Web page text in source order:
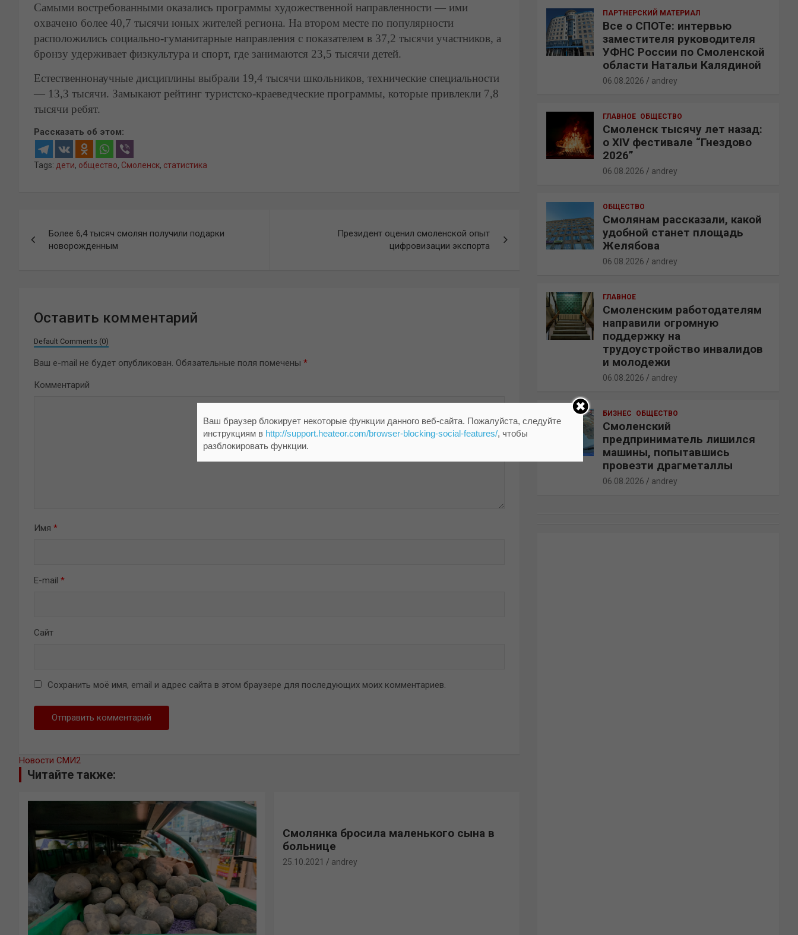
Самыми востребованными оказались программы художественной направленности — ими
охвачено более 40,7 тысячи юных жителей региона. На втором месте по популярности
расположились социально-гуманитарные направления с показателем в 37,2 тысячи участников, а
бронзу удерживает физкультура и спорт, где занимаются 23,5 тысячи детей.
Естественнонаучные дисциплины выбрали 19,4 тысячи школьников, технические специальности
— 13,3 тысячи. Замыкают рейтинг туристско-краеведческие программы, которые привлекли 7,8
тысячи ребят.
Рассказать об этом:
Tags: дети, общество, Смоленск, статистика
по
Более 6,4 тысяч смолян получили подарки
новорожденным
Президент оценил смоленской опыт
цифровизации экспорта
Оставить комментарий
Default Comments (0)
Ваш e-mail не будет опубликован. Обязательные поля помечены *
Комментарий
Имя *
E-mail *
Сайт
Сохранить моё имя, email и адрес сайта в этом браузере для последующих моих комментариев.
Новости СМИ2
Читайте также:
Смолянка бросила маленького сына в
больнице
25.10.2021 andrey
ПАРТНЕРСКИЙ МАТЕРИАЛ
Все о СПОТе: интервью
заместителя руководителя
УФНС России по Смоленской
области Натальи Калядиной
06.08.2026 andrey
ГЛАВНОЕ ОБЩЕСТВО
Смоленск тысячу лет назад:
о XIV фестивале “Гнездово
2026”
06.08.2026 andrey
ОБЩЕСТВО
Смолянам рассказали, какой
удобной станет площадь
Желябова
06.08.2026 andrey
ГЛАВНОЕ
Смоленским работодателям
направили огромную
поддержку на
трудоустройство инвалидов
и молодежи
06.08.2026 andrey
БИЗНЕС ОБЩЕСТВО
Смоленский
предприниматель лишился
машины, попытавшись
провезти драгметаллы
06.08.2026 andrey
Ваш браузер блокирует некоторые функции данного веб-сайта. Пожалуйста, следуйте
инструкциям в http://support.heateor.com/browser-blocking-social-features/, чтобы
разблокировать функции.